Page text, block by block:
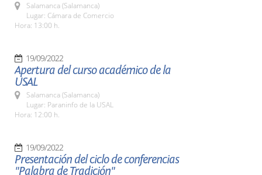
Salamanca (Salamanca)
Lugar: Cámara de Comercio
Hora: 13:00 h.
19/09/2022
Apertura del curso académico de la
USAL
Salamanca (Salamanca)
Lugar: Paraninfo de la USAL
Hora: 12:00 h.
19/09/2022
Presentación del ciclo de conferencias
"Palabra de Tradición"